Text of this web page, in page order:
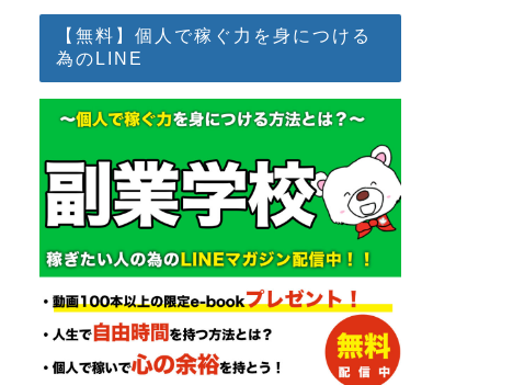
【無料】個人で稼ぐ力を身につける
為のLINE